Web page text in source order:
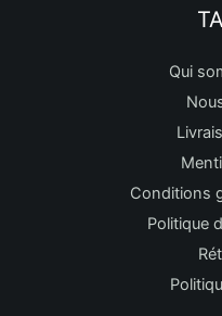
Qui
Conditions
Politique